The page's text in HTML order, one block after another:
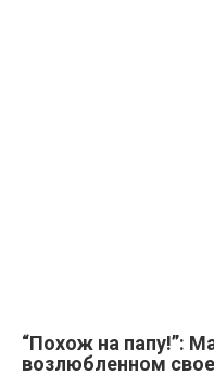
“Похож на папу!”:
возлюбленном